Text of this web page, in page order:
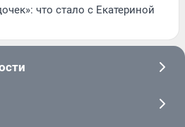
что стало с Екатериной